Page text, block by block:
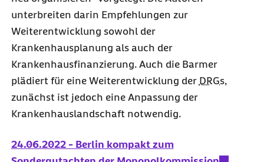
unterbreiten darin Empfehlungen zur
Weiterentwicklung sowohl der
Krankenhausplanung als auch der
Krankenhausfinanzierung. Auch die Barmer
plädiert für eine Weiterentwicklung der DRGs,
zunächst ist jedoch eine Anpassung der
Krankenhauslandschaft notwendig.
24.06.2022 - Berlin kompakt zum